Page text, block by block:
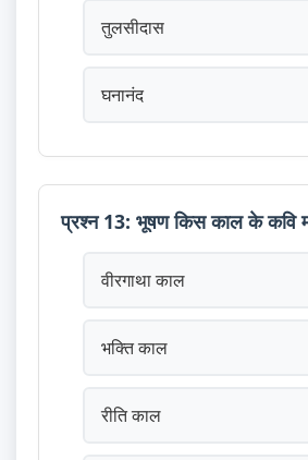
तुलसीदास
घनानंद
प्रश्न 13: भूषण किस काल के कवि
वीरगाथा काल
भक्ति काल
रीति काल